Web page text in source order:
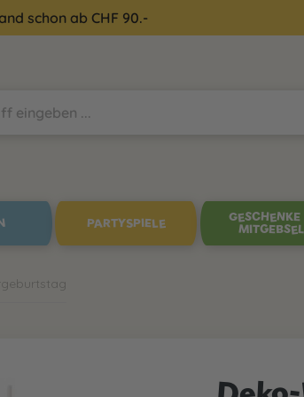
schon ab CHF 90.-
PARTYSPIELE
MITGEBSEL